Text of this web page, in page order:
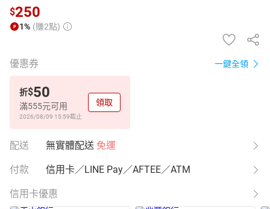
$250
1% (賺2點)
優惠券 一鍵全領
折$50
滿555元可用
2026/08/09 15:59截止
領取
配送 無實體配送 免運
付款 信用卡／LINE Pay／AFTEE／ATM
信用卡優惠